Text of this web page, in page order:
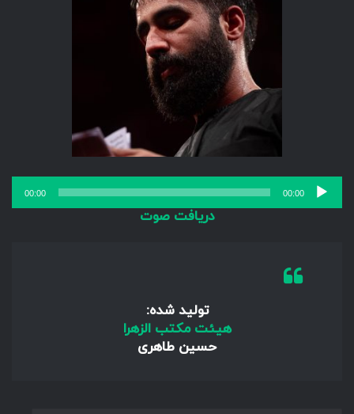
پخش‌کننده
صوت
00:00
00:00
دریافت صوت
تولید شده:
هیئت مکتب الزهرا
حسین طاهری